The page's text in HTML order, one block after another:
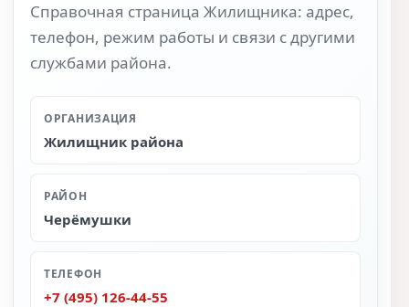
Справочная страница Жилищника: адрес,
телефон, режим работы и связи с другими
службами района.
ОРГАНИЗАЦИЯ
Жилищник района
РАЙОН
Черёмушки
ТЕЛЕФОН
+7 (495) 126-44-55